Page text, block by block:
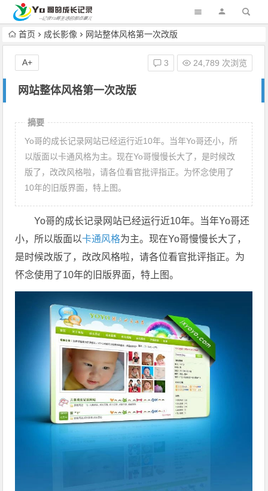
首页 成长影像 网站整体风格第一次改版
网站整体风格第一次改版
3 24,789 次浏览
A+
摘要
Yo哥的成长记录网站已经运行近10年。当年Yo哥还小，所
以版面以卡通风格为主。现在Yo哥慢慢长大了，是时候改
版了，改改风格啦，请各位看官批评指正。为怀念使用了
10年的旧版界面，特上图。
Yo哥的成长记录网站已经运行近10年。当年Yo哥还
小，所以版面以卡通风格为主。现在Yo哥慢慢长大了，
是时候改版了，改改风格啦，请各位看官批评指正。为
怀念使用了10年的旧版界面，特上图。